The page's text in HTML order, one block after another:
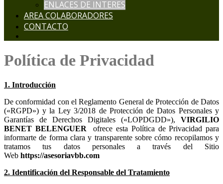
ENLACES DE INTERES
AREA COLABORADORES
CONTACTO
Política de Privacidad
1. Introducción
De conformidad con el Reglamento General de Protección de Datos
(«RGPD») y la Ley 3/2018 de Protección de Datos Personales y
Garantías de Derechos Digitales («LOPDGDD»),
ofrece esta Política de Privacidad para
informarte de forma clara y transparente sobre cómo recopilamos y
tratamos tus datos personales a través del Sitio
Web
2. Identificación del Responsable del Tratamiento